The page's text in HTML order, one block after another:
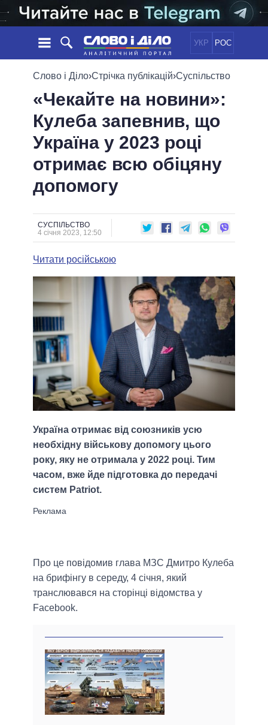
УКР РОС
НОВИНИ
СТРІЧКА
ПОДІЇ
СТАТТІ
ДУМКИ
ОГЛЯДИ
ДАЙДЖЕСТИ
ПОЛІТИКА
ЕКОНОМІКА
СУСПІЛЬСТВО
ОБIЦЯНКИ
ПОЛIТИКИ
УСІ ПОЛІТИКИ
ПРЕЗИДЕНТ І ОФІС
ВЕРХОВНА РАДА
ГОЛОВИ ОБЛАДМІНІСТРАЦІЙ
МЕРИ МІСТ
ВСІ ПЕРСОНИ
ІНФОГРАФІКА
ПОРІВНЯННЯ ПОЛІТИКІВ
Слово і Діло›Стрічка публікацій›Суспільство
«Чекайте на новини»:
Кулеба запевнив, що
Україна у 2023 році
отримає всю обіцяну
допомогу
СУСПІЛЬСТВО
4 січня 2023, 12:50
Читати російською
Україна отримає від союзників усю
необхідну військову допомогу цього
року, яку не отримала у 2022 році. Тим
часом, вже йде підготовка до передачі
систем Patriot.
Про це повідомив глава МЗС Дмитро Кулеба
на брифінгу в середу, 4 січня, який
транслювався на сторінці відомства у
Facebook.